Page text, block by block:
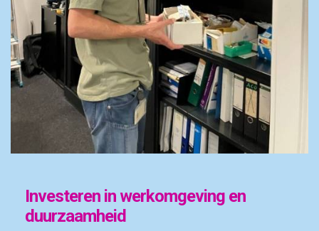
Investeren in werkomgeving en
duurzaamheid